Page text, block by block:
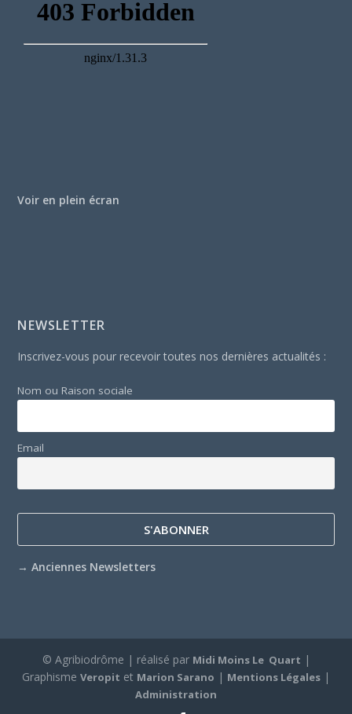
Voir en plein écran
NEWSLETTER
Inscrivez-vous pour recevoir toutes nos dernières actualités :
Nom ou Raison sociale
Email
→Anciennes Newsletters
© Agribiodrôme | réalisé par Midi Moins Le Quart |
Graphisme Veropit et Marion Sarano | Mentions Légales |
Administration